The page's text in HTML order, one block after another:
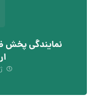
نمایندگی پخش